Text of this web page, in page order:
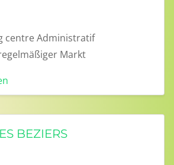
centre Administratif
Markt
BEZIERS